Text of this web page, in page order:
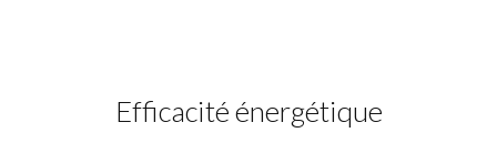
Efficacité énergétique